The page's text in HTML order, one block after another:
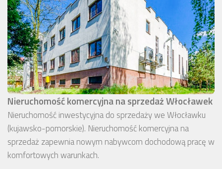
Nieruchomość komercyjna na sprzedaż Włocławek
Nieruchomość inwestycyjna do sprzedaży we Włocławku
(kujawsko-pomorskie). Nieruchomość komercyjna na
sprzedaż zapewnia nowym nabywcom dochodową pracę w
komfortowych warunkach.